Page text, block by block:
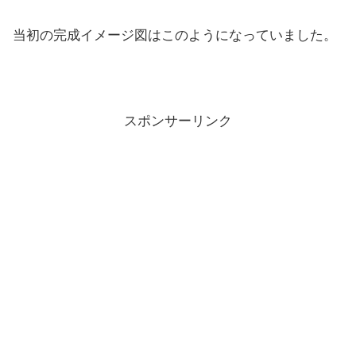
当初の完成イメージ図はこのようになっていました。
スポンサーリンク